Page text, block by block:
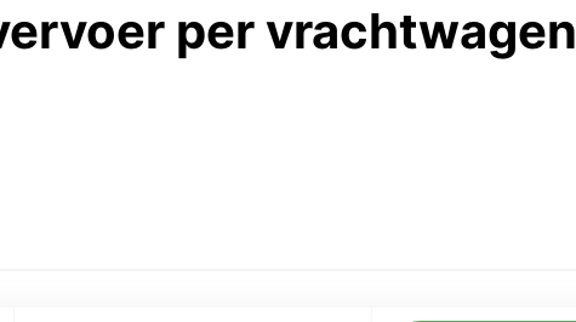
per vrachtwagen